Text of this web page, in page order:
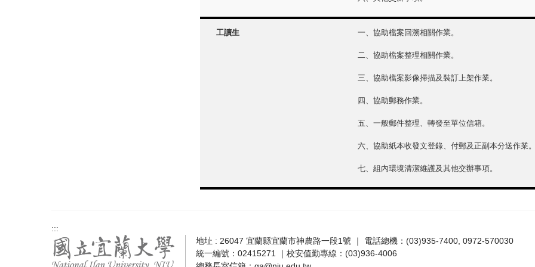
工讀生 一、協助檔案回溯相關作業。
二、協助檔案整理相關作業。
三、協助檔案影像掃描及裝訂上架作業。
四、協助郵務作業。
五、一般郵件整理、轉發至單位信箱。
六、協助紙本收發文登錄、付郵及正副本分送作業
七、組內環境清潔維護及其他交辦事項。
:::
地址 : 26047 宜蘭縣宜蘭市神農路一段1號 ｜ 電話總機：(03)935-7400, 0972-570030
統一編號：02415271 ｜校安值勤專線：(03)936-4006